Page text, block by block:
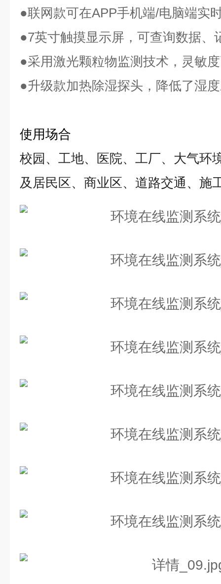
●联网款可在APP手机端/电脑端实
●7英寸触摸显示屏，可查询数据、
●采用激光颗粒物监测技术，灵敏
●升级款加热除湿探头，降低了湿
使用场合
校园、工地、医院、工厂、大气环
及居民区、 商业区、道路交通、施